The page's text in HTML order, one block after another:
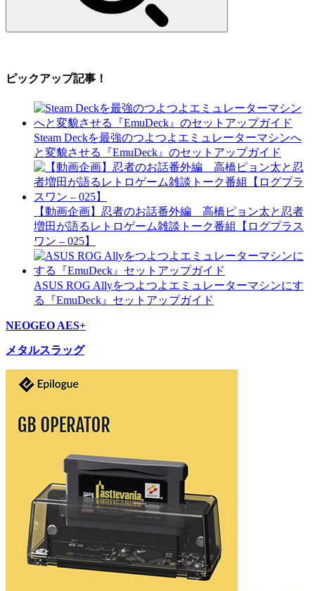
ピックアップ記事！
Steam Deckを最強のつよつよエミュレーターマシンへ
と変貌させる『EmuDeck』のセットアップガイド
【動画企画】忍者のお話番外編 高橋ピョン太と忍者
増田が語るレトロゲーム雑談トーク番組【ログプラス
ワン – 025】
ASUS ROG Allyをつよつよエミュレーターマシンにす
る『EmuDeck』セットアップガイド
NEOGEO AES+
メタルスラッグ